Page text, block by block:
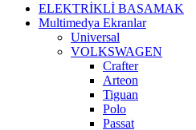
ELEKTRİKLİ BASAMAK
Multimedya Ekranlar
Universal
VOLKSWAGEN
Crafter
Arteon
Tiguan
Polo
Passat